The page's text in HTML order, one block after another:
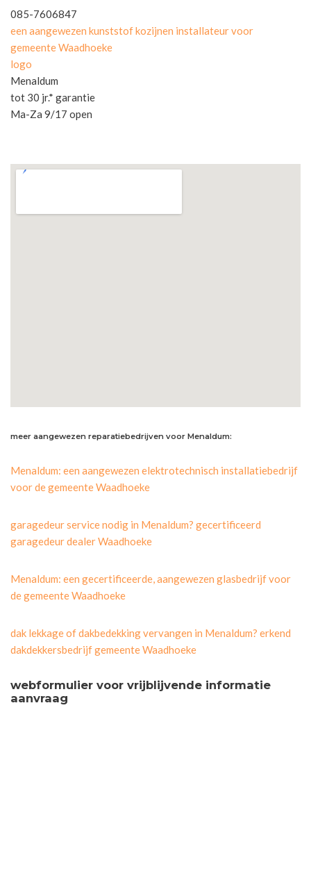
085-7606847
een aangewezen kunststof kozijnen installateur voor
gemeente Waadhoeke
logo
Menaldum
tot 30 jr.* garantie
Ma-Za 9/17 open
meer aangewezen reparatiebedrijven voor Menaldum:
Menaldum: een aangewezen elektrotechnisch installatiebedrijf
voor de gemeente Waadhoeke
garagedeur service nodig in Menaldum? gecertificeerd
garagedeur dealer Waadhoeke
Menaldum: een gecertificeerde, aangewezen glasbedrijf voor
de gemeente Waadhoeke
dak lekkage of dakbedekking vervangen in Menaldum? erkend
dakdekkersbedrijf gemeente Waadhoeke
webformulier voor vrijblijvende informatie
aanvraag